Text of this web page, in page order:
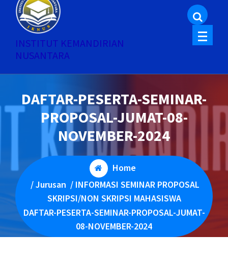
INSTITUT KEMANDIRIAN
NUSANTARA
DAFTAR-PESERTA-SEMINAR-
PROPOSAL-JUMAT-08-
NOVEMBER-2024
Home
/Jurusan / INFORMASI SEMINAR PROPOSAL
SKRIPSI/NON SKRIPSI MAHASISWA
DAFTAR-PESERTA-SEMINAR-PROPOSAL-JUMAT-
08-NOVEMBER-2024